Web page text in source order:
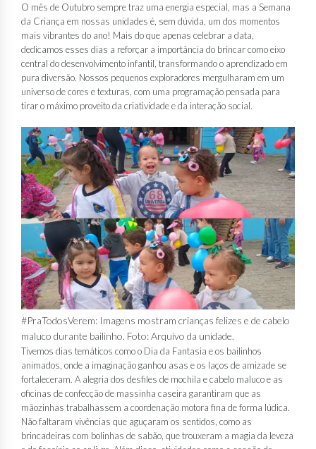
O mês de Outubro sempre traz uma energia especial, mas a Semana
da Criança em nossas unidades é, sem dúvida, um dos momentos
mais vibrantes do ano! Mais do que apenas celebrar a data,
dedicamos esses dias a reforçar a importância do brincar como eixo
central do desenvolvimento infantil, transformando o aprendizado em
pura diversão. Nossos pequenos exploradores mergulharam em um
universo de cores e texturas, com uma programação pensada para
tirar o máximo proveito da criatividade e da interação social.
#PraTodosVerem: Imagens mostram crianças felizes e de cabelo
maluco durante bailinho. Foto: Arquivo da unidade.
Tivemos dias temáticos como o Dia da Fantasia e os bailinhos
animados, onde a imaginação ganhou asas e os laços de amizade se
fortaleceram. A alegria dos desfiles de mochila e cabelo maluco e as
oficinas de confecção de massinha caseira garantiram que as
mãozinhas trabalhassem a coordenação motora fina de forma lúdica.
Não faltaram vivências que aguçaram os sentidos, como as
brincadeiras com bolinhas de sabão, que trouxeram a magia da leveza